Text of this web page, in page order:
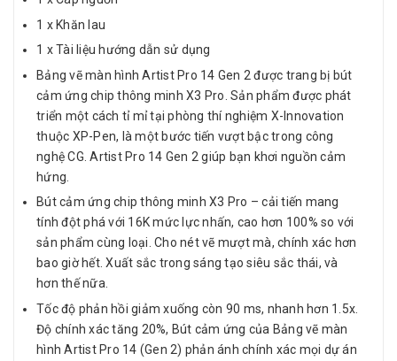
1 x Khăn lau
1 x Tài liệu hướng dẫn sử dụng
Bảng vẽ màn hình Artist Pro 14 Gen 2 được trang bị bút
cảm ứng chip thông minh X3 Pro. Sản phẩm được phát
triển một cách tỉ mỉ tại phòng thí nghiệm X-Innovation
thuộc XP-Pen, là một bước tiến vượt bậc trong công
nghệ CG. Artist Pro 14 Gen 2 giúp bạn khơi nguồn cảm
hứng.
Bút cảm ứng chip thông minh X3 Pro – cải tiến mang
tính đột phá với 16K mức lực nhấn, cao hơn 100% so với
sản phẩm cùng loại. Cho nét vẽ mượt mà, chính xác hơn
bao giờ hết. Xuất sắc trong sáng tạo siêu sắc thái, và
hơn thế nữa.
Tốc độ phản hồi giảm xuống còn 90 ms, nhanh hơn 1.5x.
Độ chính xác tăng 20%, Bút cảm ứng của Bảng vẽ màn
hình Artist Pro 14 (Gen 2) phản ánh chính xác mọi dự án